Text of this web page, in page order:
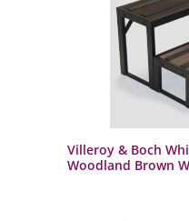
Villeroy & Boch
Woodland Brown